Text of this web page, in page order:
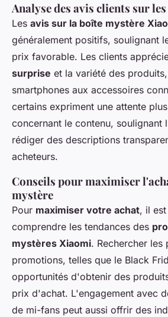
Analyse des avis clients sur
Les avis sur la boîte mystère
généralement positifs, soulignant
prix favorable. Les clients
surprise et la variété des
smartphones aux accessoires
certains expriment une attente
concernant le contenu, soulignant
rédiger des descriptions
acheteurs.
Conseils pour maximiser
mystère
Pour maximiser votre achat, il
comprendre les tendances des
mystères Xiaomi. Rechercher les
promotions, telles que le Black
opportunités d'obtenir des
prix d'achat. L'engagement avec
de mi-fans peut aussi offrir des